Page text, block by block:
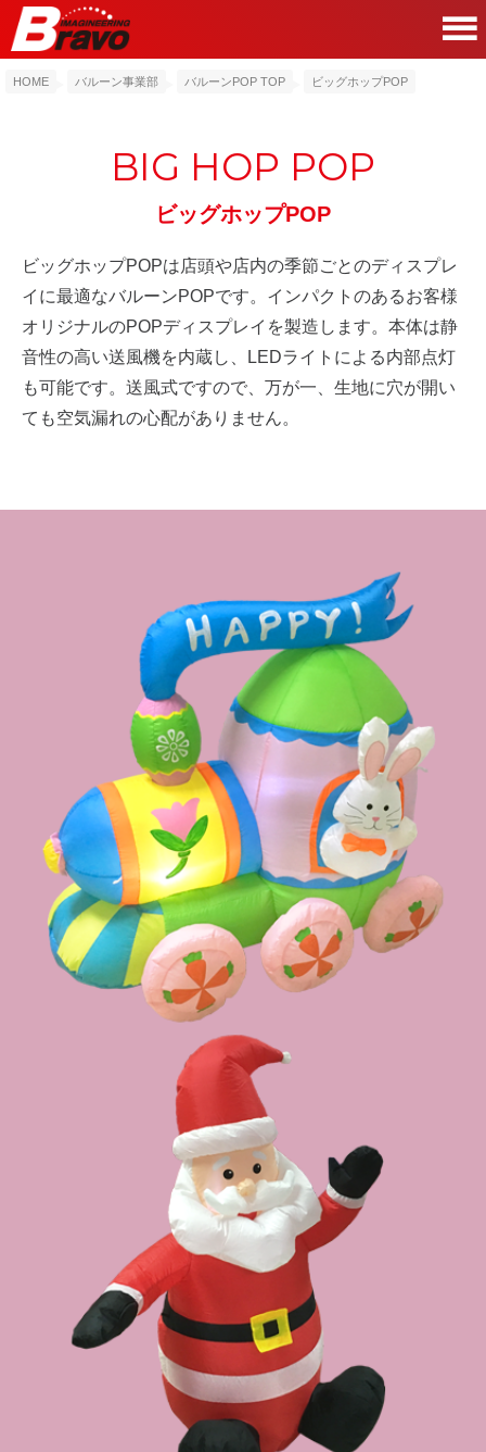
HOME バルーン事業部 バルーンPOP TOP ビッグホップPOP
BIG HOP POP
ビッグホップPOP
ビッグホップPOPは店頭や店内の季節ごとのディスプレ
イに最適なバルーンPOPです。インパクトのあるお客様
オリジナルのPOPディスプレイを製造します。本体は静
音性の高い送風機を内蔵し、LEDライトによる内部点灯
も可能です。送風式ですので、万が一、生地に穴が開い
ても空気漏れの心配がありません。